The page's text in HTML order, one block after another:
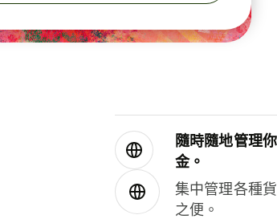
隨時隨地管理
金。
集中管理各種
之便。